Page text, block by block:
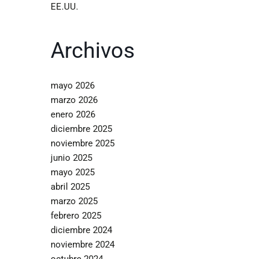
EE.UU.
Archivos
mayo 2026
marzo 2026
enero 2026
diciembre 2025
noviembre 2025
junio 2025
mayo 2025
abril 2025
marzo 2025
febrero 2025
diciembre 2024
noviembre 2024